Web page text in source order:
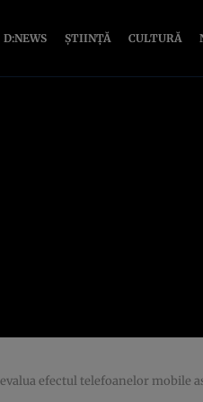
D:NEWS ȘTIINȚĂ CULTURĂ
efectul telefoanelor mobile